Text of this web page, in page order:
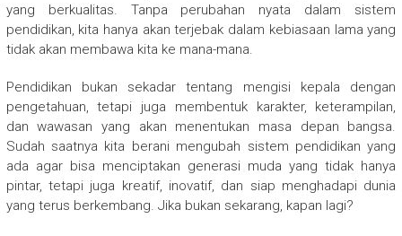
yang berkualitas. Tanpa perubahan nyata dalam sistem
pendidikan, kita hanya akan terjebak dalam kebiasaan lama yang
tidak akan membawa kita ke mana-mana.
Pendidikan bukan sekadar tentang mengisi kepala dengan
pengetahuan, tetapi juga membentuk karakter, keterampilan,
dan wawasan yang akan menentukan masa depan bangsa.
Sudah saatnya kita berani mengubah sistem pendidikan yang
ada agar bisa menciptakan generasi muda yang tidak hanya
pintar, tetapi juga kreatif, inovatif, dan siap menghadapi dunia
yang terus berkembang. Jika bukan sekarang, kapan lagi?